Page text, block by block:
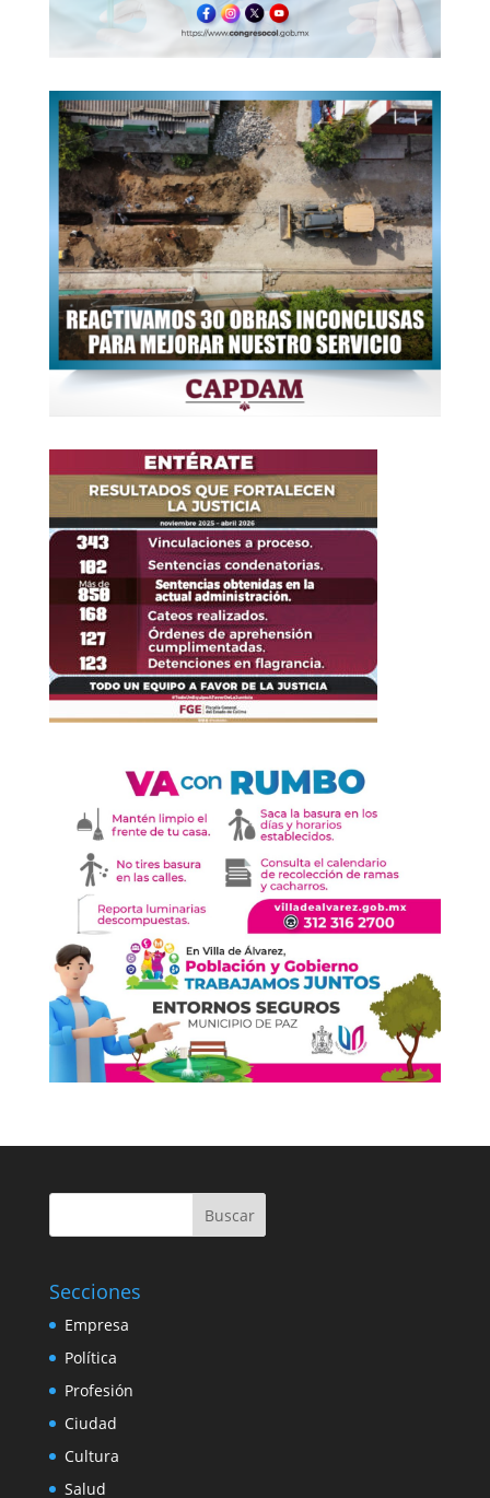
Buscar
Secciones
Empresa
Política
Profesión
Ciudad
Cultura
Salud